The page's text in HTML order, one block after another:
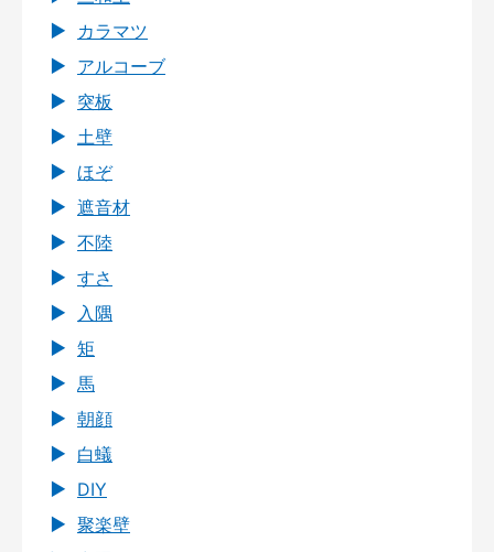
カラマツ
アルコーブ
突板
土壁
ほぞ
遮音材
不陸
すさ
入隅
矩
馬
朝顔
白蟻
DIY
聚楽壁